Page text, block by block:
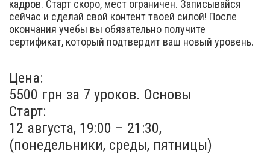
кадров. Старт скоро, мест ограничен. Записывайся
сейчас и сделай свой контент твоей силой! После
окончания учебы вы обязательно получите
сертификат, который подтвердит ваш новый уровень.
Цена:
5500 грн за 7 уроков. Основы
Старт:
12 августа, 19:00 – 21:30,
(понедельники, среды, пятницы)